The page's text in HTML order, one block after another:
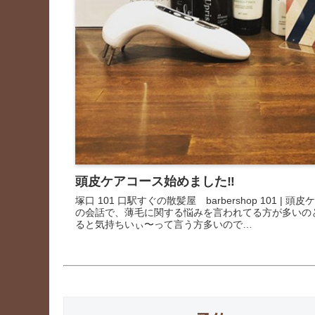
頭皮ケアコース始めました‼
塚口 101 口駅すぐの散髪屋 barbershop 101 | 頭皮
の会話で、薄毛に関する悩みを言われてる方が多い
ると気持ちいぃ〜って言う方多いので…